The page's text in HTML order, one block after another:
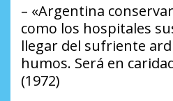
– «Argentina
como los hospitales
llegar del sufriente
humos. Será en
(1972)